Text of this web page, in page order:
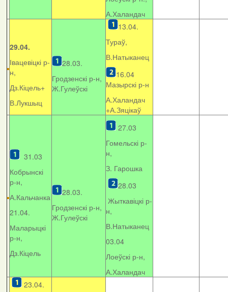
А.Халандач
29.04.
Івацевіцкі р-
н,
Дз.Кіцель+
В.Лукшыц
28.03.
Гродзенскі р-н,
Ж.Гулеўскі
13.04.
Тураў,
В.Натыканец
16.04
Мазырскі р-н
А.Халандач
+А.Зяцікаў
31.03
Кобрынскі
р-н,
А.Кальчанка
21.04.
Маларыцкі
р-н,
Дз.Кіцель
28.03.
Гродзенскі р-н,
Ж.Гулеўскі
27.03
Гомельскі р-
н,
З. Гарошка
28.03
Жыткавіцкі р-
н,
В.Натыканец
03.04
Лоеўскі р-н,
А.Халандач
23.04.